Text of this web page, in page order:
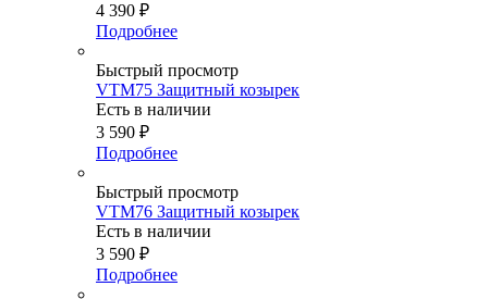
4 390 ₽
Подробнее
Быстрый просмотр
VTM75 Защитный козырек
Есть в наличии
3 590 ₽
Подробнее
Быстрый просмотр
VTM76 Защитный козырек
Есть в наличии
3 590 ₽
Подробнее